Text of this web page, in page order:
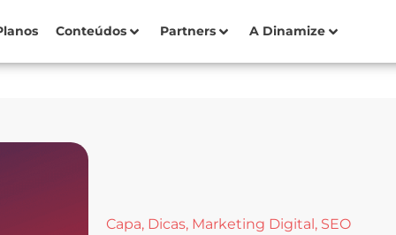
Conteúdos Partners A Dinamize
Capa, Dicas, Marketing Digital , SEO